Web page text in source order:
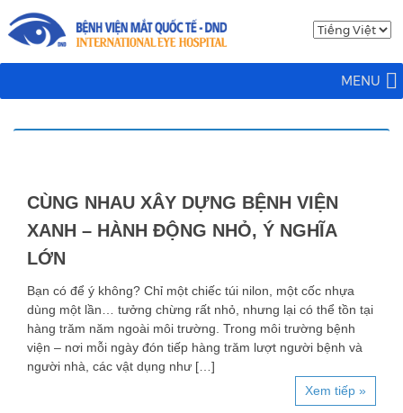
MENU
CÙNG NHAU XÂY DỰNG BỆNH VIỆN
XANH – HÀNH ĐỘNG NHỎ, Ý NGHĨA
LỚN
Bạn có để ý không? Chỉ một chiếc túi nilon, một cốc nhựa
dùng một lần… tưởng chừng rất nhỏ, nhưng lại có thể tồn tại
hàng trăm năm ngoài môi trường. Trong môi trường bệnh
viện – nơi mỗi ngày đón tiếp hàng trăm lượt người bệnh và
người nhà, các vật dụng như […]
Xem tiếp »